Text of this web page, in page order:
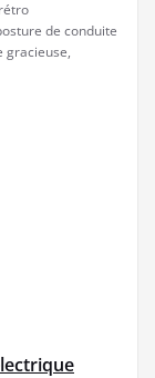
de conduite
gracieuse,